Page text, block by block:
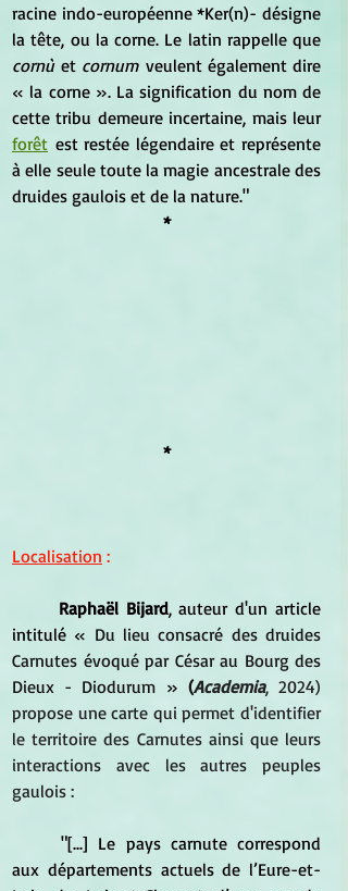
racine indo-européenne *Ker(n)- désigne
cornù et cornum veulent également dire
« la corne ». La signification du nom de
cette tribu demeure incertaine, mais leur
forêt est restée légendaire et représente
à elle seule toute la magie ancestrale des
druides gaulois et de la nature."
*
*
Localisation :
Raphaël Bijard, auteur d'un article
intitulé « Du lieu consacré des druides
Carnutes évoqué par César au Bourg des
Dieux - Diodurum » (Academia, 2024)
propose une carte qui permet d'identifier
le territoire des Carnutes ainsi que leurs
interactions avec les autres peuples
gaulois :
	"[...] Le pays carnute correspond
aux départements actuels de l’Eure-et-